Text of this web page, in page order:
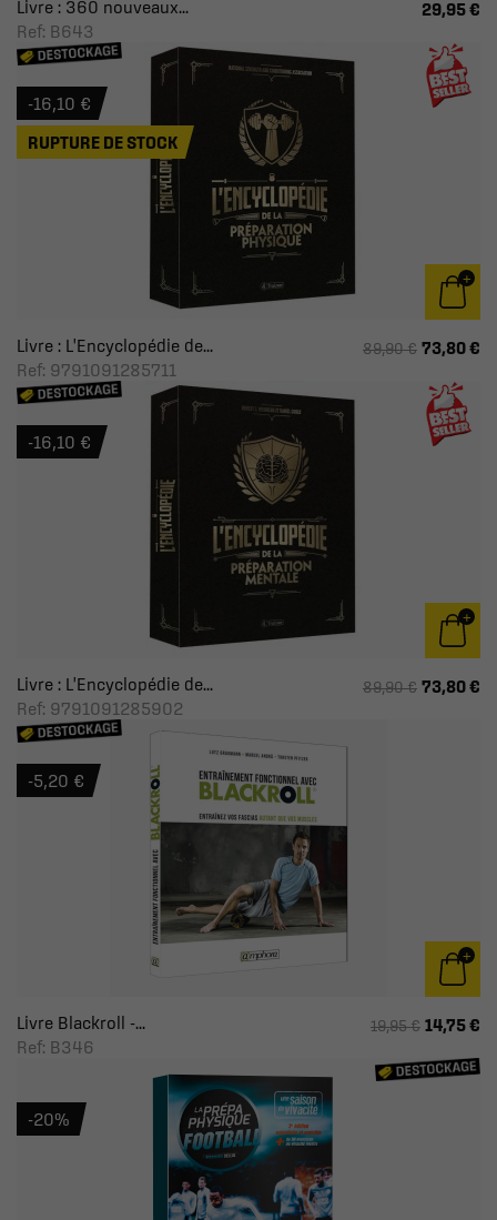
Livre : 360 nouveaux...
Ref: B643
29,95 €
Livre : L'Encyclopédie de...
Ref: 9791091285711
89,90 € 73,80 €
-16,10 €
RUPTURE DE STOCK
Livre : L'Encyclopédie de...
Ref: 9791091285902
89,90 € 73,80 €
-16,10 €
Livre Blackroll -...
Ref: B346
19,95 € 14,75 €
-5,20 €
-20%